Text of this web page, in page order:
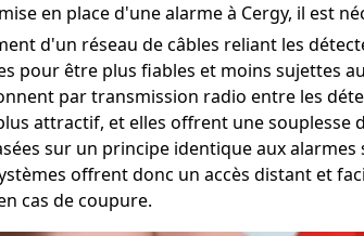
en place d'une alarme à Cergy, il est
d'un réseau de câbles reliant les
pour être plus fiables et moins sujettes
par transmission radio entre les
attractif, et elles offrent une
sur un principe identique aux
offrent donc un accès distant et
cas de coupure.